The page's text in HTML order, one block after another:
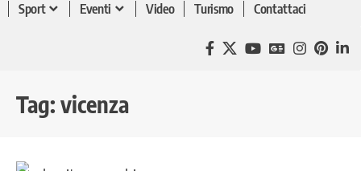
Sport
Eventi Video Turismo Contattaci
Tag: vicenza